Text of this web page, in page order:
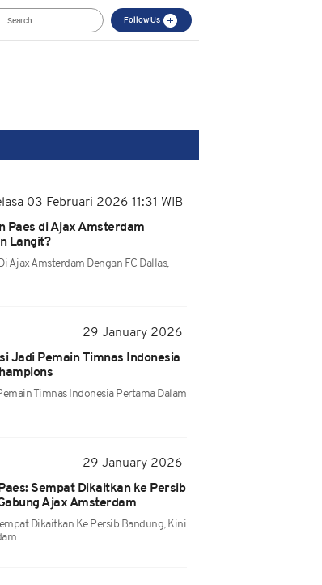
Follow Us
03 Februari 2026 11:31 WIB
Paes di Ajax Amsterdam
Langit?
Ajax Amsterdam Dengan FC Dallas,
29 January 2026
Jadi Pemain Timnas Indonesia
Timnas Indonesia Pertama Dalam
29 January 2026
Sempat Dikaitkan ke Persib
Ajax Amsterdam
Dikaitkan Ke Persib Bandung, Kini